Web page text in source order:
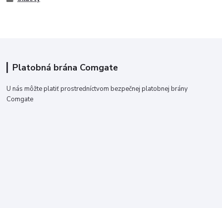
Platobná brána Comgate
U nás môžte platiť prostredníctvom bezpečnej platobnej brány
Comgate